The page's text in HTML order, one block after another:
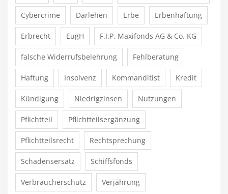
Cybercrime Darlehen Erbe Erbenhaftung
Erbrecht EugH F.I.P. Maxifonds AG & Co. KG
falsche Widerrufsbelehrung Fehlberatung
Haftung Insolvenz Kommanditist Kredit
Kündigung Niedrigzinsen Nutzungen
Pflichtteil Pflichtteilsergänzung
Pflichtteilsrecht Rechtsprechung
Schadensersatz Schiffsfonds
Verbraucherschutz Verjährung